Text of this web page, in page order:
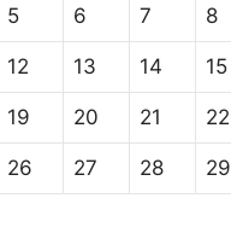
5 6 7 8
12 13 14 15
19 20 21 22
26 27 28 29